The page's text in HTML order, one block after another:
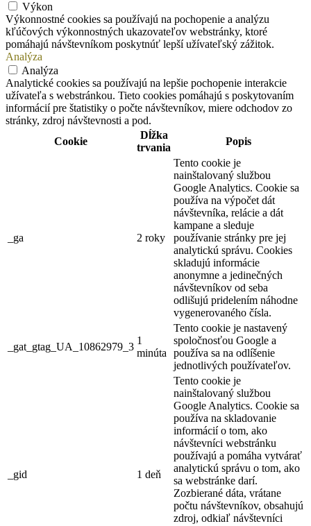
Výkon
Výkonnostné cookies sa používajú na pochopenie a analýzu
kľúčových výkonnostných ukazovateľov webstránky, ktoré
pomáhajú návštevníkom poskytnúť lepší užívateľský zážitok.
Analýza
Analýza
Analytické cookies sa používajú na lepšie pochopenie interakcie
užívateľa s webstránkou. Tieto cookies pomáhajú s poskytovaním
informácií pre štatistiky o počte návštevníkov, miere odchodov zo
stránky, zdroj návštevnosti a pod.
Cookie
Dĺžka
trvania
Popis
_ga 2 roky
Tento cookie je
nainštalovaný službou
Google Analytics. Cookie sa
používa na výpočet dát
návštevníka, relácie a dát
kampane a sleduje
používanie stránky pre jej
analytickú správu. Cookies
skladujú informácie
anonymne a jedinečných
návštevníkov od seba
odlišujú pridelením náhodne
vygenerovaného čísla.
_gat_gtag_UA_10862979_3
1
minúta
Tento cookie je nastavený
spoločnosťou Google a
používa sa na odlíšenie
jednotlivých používateľov.
_gid 1 deň
Tento cookie je
nainštalovaný službou
Google Analytics. Cookie sa
používa na skladovanie
informácií o tom, ako
návštevníci webstránku
používajú a pomáha vytvárať
analytickú správu o tom, ako
sa webstránke darí.
Zozbierané dáta, vrátane
počtu návštevníkov, obsahujú
zdroj, odkiaľ návštevníci